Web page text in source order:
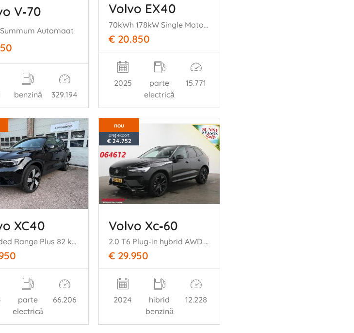
V‑70
Summum Automaat
benzină 329.194
Volvo EX40
70kWh 178kW Single Motor Core
€ 20.850
2025
parte
electrică
15.771
XC40
Extended Range Plus 82 kWh Navi Clima 66206 Km NAP !
parte
electrică
66.206
nou
preț export
€ 24.752
Volvo Xc‑60
2.0 T6 Plug-in hybrid AWD Plus Black Edition Pano Schuif/kantel ACC Navi SHZ LrHZ Clima Camera PDC
€ 29.950
2024
hibrid
benzină
12.228